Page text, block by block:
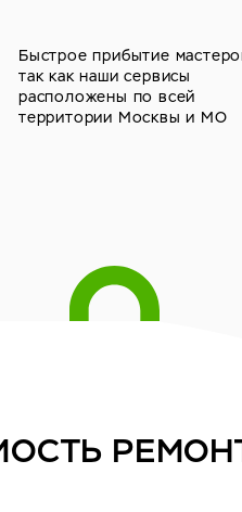
Быстрое прибытие
так как наши сервисы
расположены по всей
территории Москвы и МО